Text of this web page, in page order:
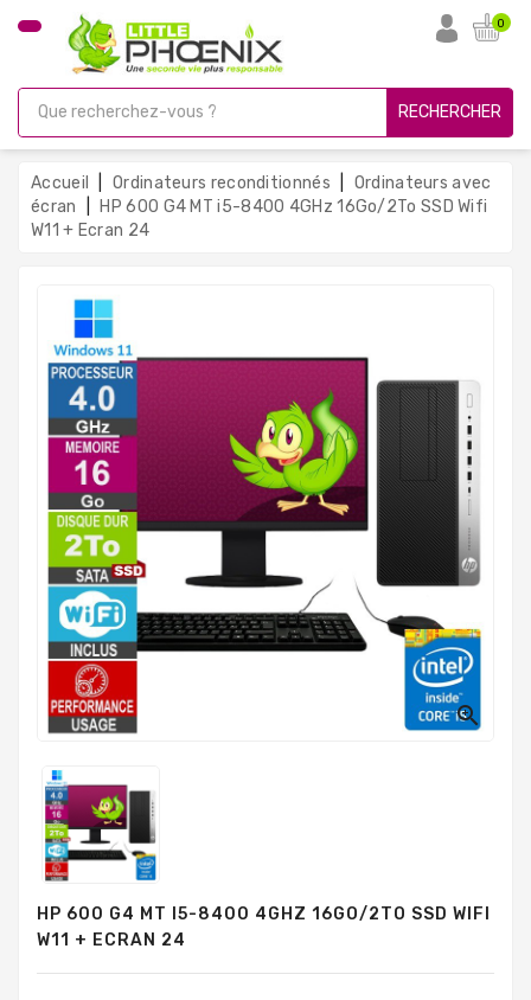
CATÉGORIE
Gamer
Unités
Centrales
Reconditionnées
Ordinateurs
Portables
Mesure
Tout-
Mémoires
RAM
Durs
Composants
0
RECHERCHER
Accueil Ordinateurs reconditionnés
Ordinateurs avec
écran
HP 600 G4 MT i5-8400 4GHz 16Go/2To SSD Wifi
W11 + Ecran 24

HP 600 G4 MT I5-8400 4GHZ 16GO/2TO SSD WIFI
W11 + ECRAN 24